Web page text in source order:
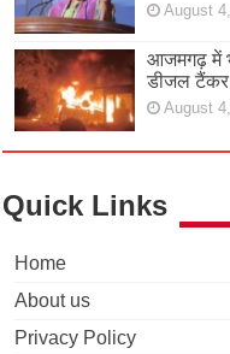
August
आजमगढ़ में
डीजल टैंकर
August
Quick Links
Home
About us
Privacy Policy